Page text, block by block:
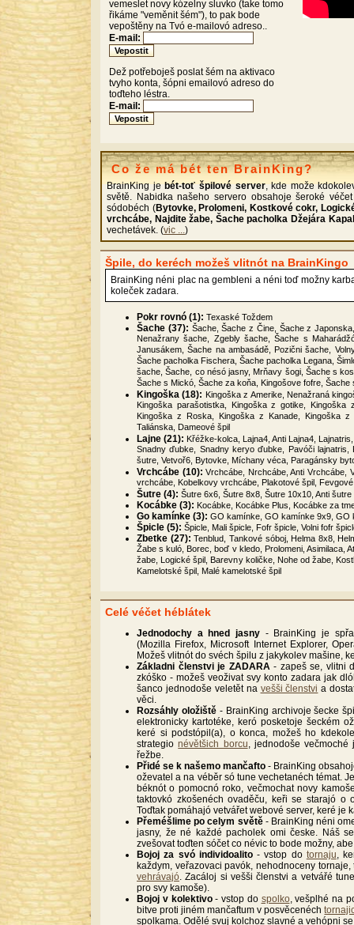
vemeslet novy kózelny sluvko (take tomo
řikáme "veměnit šém"), to pak bode
vepoštěny na Tvó e-mailovó adreso..
E-mail:
Dež potřeboješ poslat šém na aktivaco
tvyho konta, šópni emailovó adreso do
toďteho léstra.
E-mail:
Co že má bét ten BrainKing?
BrainKing jebét-toť špilové server, kde može
světě. Nabidka našeho servero obsahoje šeroké
sódobéch (Bytovke, Prolomeni, Kostkové cokr,
vrchcábe, Najdite žabe, Šache pacholka Džejára
vechetávek. (vic ...)
Špile, do keréch možeš vlitnót na BrainKingo
BrainKing néni plac na gembleni a néni toď možny
koleček zadara.
Pokr rovnó (1): Texaské Toždem
Šache (37): Šache, Šache z Čine, Šache z
Nenažrany šache, Zgebly šache, Šache s
Janusákem, Šache na ambasádě, Pozični šache,
Šache pacholka Fischera, Šache pacholka Legana,
šache, Šache, co nésó jasny, Mrňavy šogi, Šache s
Šache s Mickó, Šache za koňa, Kingošove fofre,
Kingoška (18): Kingoška z Amerike, Nenažraná
Kingoška parašotistka, Kingoška z gotike,
Kingoška z Roska, Kingoška z Kanade, Kingoška
Taliánska, Dameové špil
Lajne (21): Křéžke-kolca, Lajna4, Anti Lajna4,
Snadny ďubke, Snadny keryo ďubke, Pavóči
šutre, Vetvoř6, Bytovke, Míchany véca, Paragánsky
Vrchcábe (10): Vrchcábe, Nrchcábe, Anti Vrchcábe,
vrchcábe, Kobelkovy vrchcábe, Plakotové špil,
Šutre (4): Šutre 6x6, Šutre 8x8, Šutre 10x10, Anti šutre
Kocábke (3): Kocábke, Kocábke Plus, Kocábke za
Go kamínke (3): GO kamínke, GO kamínke 9x9, GO
Špicle (5): Špicle, Mali špicle, Fofr špicle, Volni fofr
Zbetke (27): Tenblud, Tankové sóboj, Helma 8x8,
Žabe s kuló, Borec, boď v kledo, Prolomeni, Asimilaca,
žabe, Logické špil, Barevny količke, Nohe od žabe,
Kamelotské špil, Malé kamelotské špil
Celé véčet héblátek
Jednodochy a hned jasny - BrainKing je
(Mozilla Firefox, Microsoft Internet Explorer,
Možeš vlitnót do svéch špilu z jakykolev mašine,
Základni členstvi je ZADARA- zapeš se, vlitni
zkóško - možeš veoživat svy konto zadara jak
šanco jednodoše veletět na vešši členstvi a
věci.
Rozsáhly oložiště- BrainKing archivoje šecke
elektronicky kartotéke, keró posketoje šeckém
keré si podstópil(a), o konca, možeš ho
strategionévětšich borcu, jednodoše
řežbe.
Přidé se k našemo mančafto - BrainKing
oževatel a na véběr só tune vechetanéch témat.
béknót o pomocnó roko, večmochat novy
taktovkó zkošenéch ovaděču, keři se starajó o
Toďtak pomáhajó vetvářet webové server, keré je
Přeméšlime po celym světě - BrainKing néni
jasny, že né každé pacholek omi česke. Náš
zvešovat toďten sóčet co névic to bode možny,
Bojoj za svó individoalito- vstop do tornaju,
každym, veřazovaci pavók, nehodnoceny
vehrávajó. Zacáloj si vešši členstvi a vetvářé
pro svy kamoše).
Bojoj v kolektivo- vstop do spolko, vešplhé na
bitve proti jiném mančaftum v posvěcenéch
spolkama. Odělé svuj kolchoz slavné a vehópni